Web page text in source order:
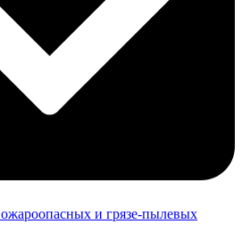
и грязе-пылевых